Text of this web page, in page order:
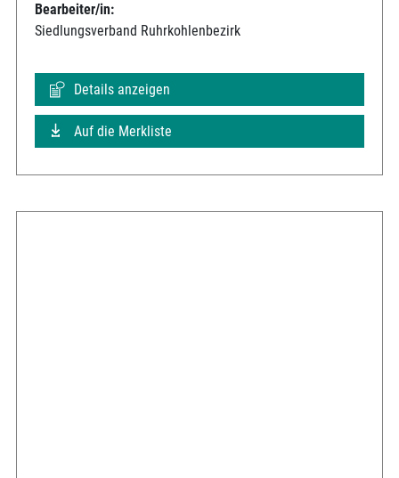
Bearbeiter/in:
Siedlungsverband Ruhrkohlenbezirk
Details anzeigen
Auf die Merkliste